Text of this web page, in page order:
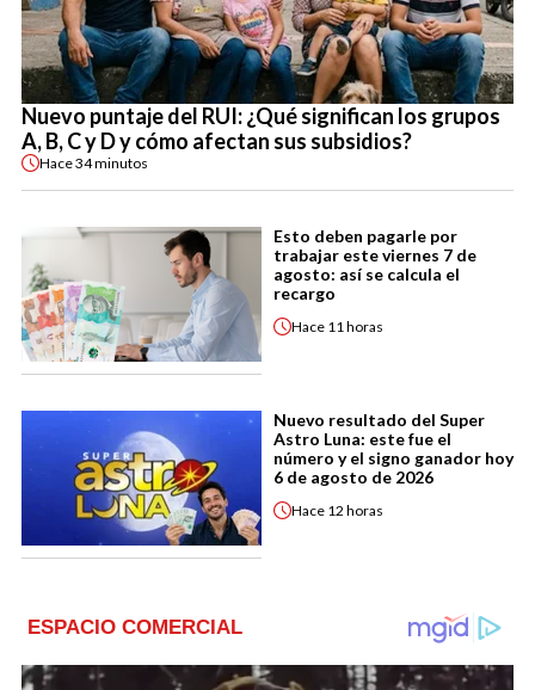
Nuevo puntaje del RUI: ¿Qué significan los grupos
A, B, C y D y cómo afectan sus subsidios?
Hace34 minutos
Esto deben pagarle por
trabajar este viernes 7 de
agosto: así se calcula el
recargo
Hace 11 horas
Nuevo resultado del Super
Astro Luna: este fue el
número y el signo ganador hoy
6 de agosto de 2026
Hace 12 horas